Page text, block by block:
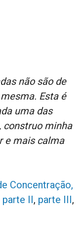
não são de
Esta é
uma das
construo minha
e mais calma
Concentração,
parte II, parte III,